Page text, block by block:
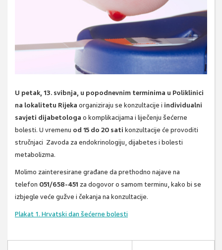
U petak, 13. svibnja, u popodnevnim terminima u Poliklinici
na lokalitetu Rijeka organiziraju se konzultacije i individualni
savjeti dijabetologa o komplikacijama i liječenju šećerne
bolesti. U vremenu od 15 do 20 sati konzultacije će provoditi
stručnjaci Zavoda za endokrinologiju, dijabetes i bolesti
metabolizma.
Molimo zainteresirane građane da prethodno najave na
telefon 051/658-451 za dogovor o samom terminu, kako bi se
izbjegle veće gužve i čekanja na konzultacije.
Plakat 1. Hrvatski dan šećerne bolesti